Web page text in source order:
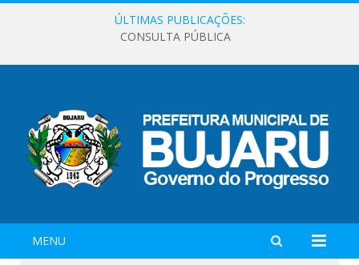
ÚLTIMAS PUBLICAÇÕES:
CONSULTA PÚBLICA
MENU